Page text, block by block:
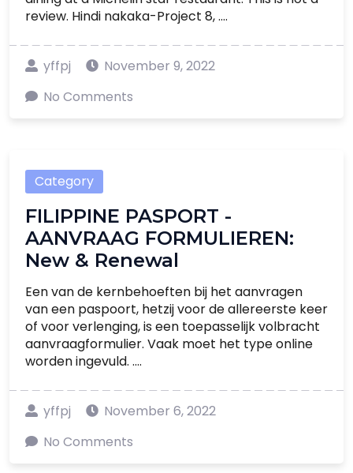
review. Hindi nakaka-Project 8, ....
yffpj
November 9, 2022
No Comments
Category
FILIPPINE PASPORT -
AANVRAAG FORMULIEREN:
New & Renewal
Een van de kernbehoeften bij het aanvragen
van een paspoort, hetzij voor de allereerste keer
of voor verlenging, is een toepasselijk volbracht
aanvraagformulier. Vaak moet het type online
worden ingevuld. ....
yffpj
November 6, 2022
No Comments